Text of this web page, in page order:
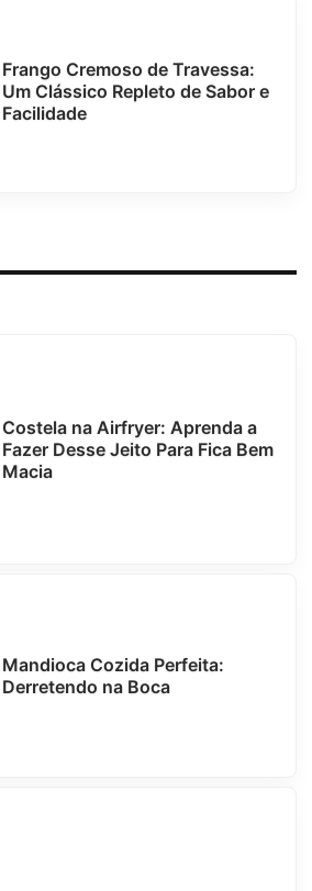
Frango Cremoso de Travessa:
Um Clássico Repleto de Sabor e
Facilidade
Costela na Airfryer: Aprenda a
Fazer Desse Jeito Para Fica Bem
Macia
Mandioca Cozida Perfeita:
Derretendo na Boca